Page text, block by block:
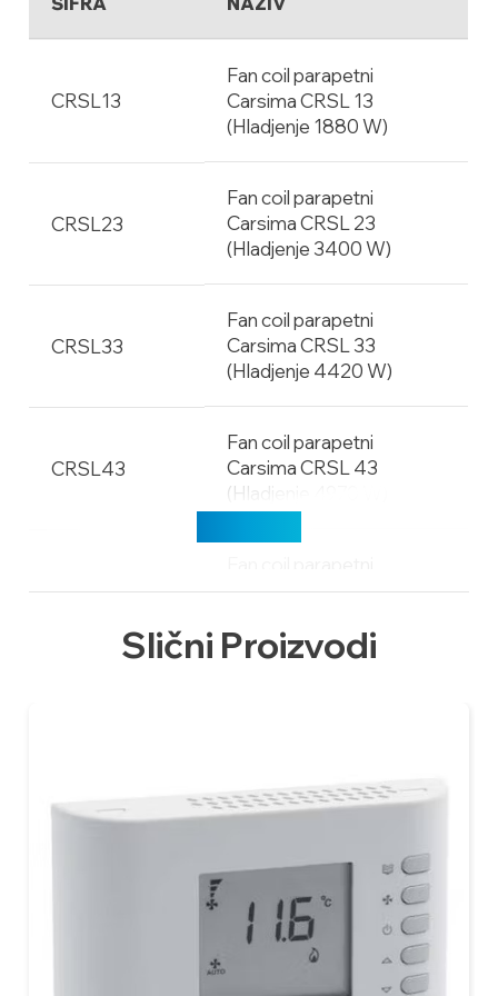
CRSL13
Fan coil parapetni
Carsima CRSL 13
(Hladjenje 1880 W)
CRSL23
Fan coil parapetni
Carsima CRSL 23
(Hladjenje 3400 W)
CRSL33
Fan coil parapetni
Carsima CRSL 33
(Hladjenje 4420 W)
CRSL43
Fan coil parapetni
Carsima CRSL 43
(Hladjenje 4970 W)
CRSL53
Carsima CRSL 53
Fan coil parapetni
(Hladjenje 7110 W)
Fan coil parapetni
Carsima CRSL 14
(Hladjenje 2070 W)
Slični Proizvodi